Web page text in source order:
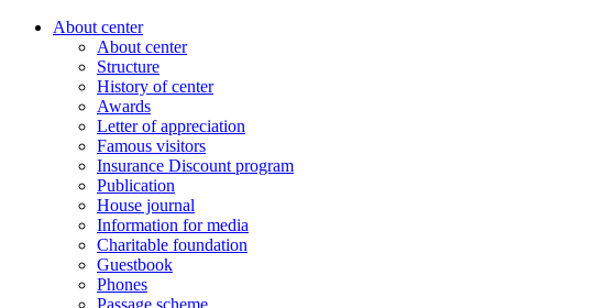
About center
About center
Structure
History of center
Awards
Letter of appreciation
Famous visitors
Insurance Discount program
Publication
House journal
Information for media
Charitable foundation
Guestbook
Phones
Passage scheme